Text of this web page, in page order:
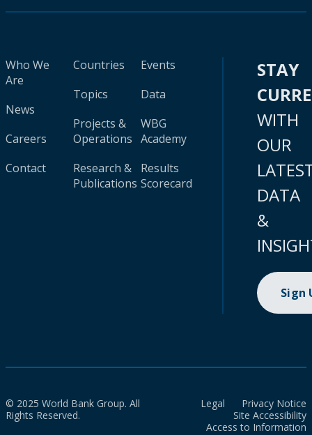
Who We
Are
News
Careers
Contact
Countries
Topics
Projects &
Operations
Research &
Publications
Events
Data
WBG
Academy
Results
Scorecard
STAY
WITH
OUR
DATA
&
Sign
© 2025 World Bank Group. All
Rights Reserved.
Legal
Privacy Notice
Site Accessibility
Access to Information